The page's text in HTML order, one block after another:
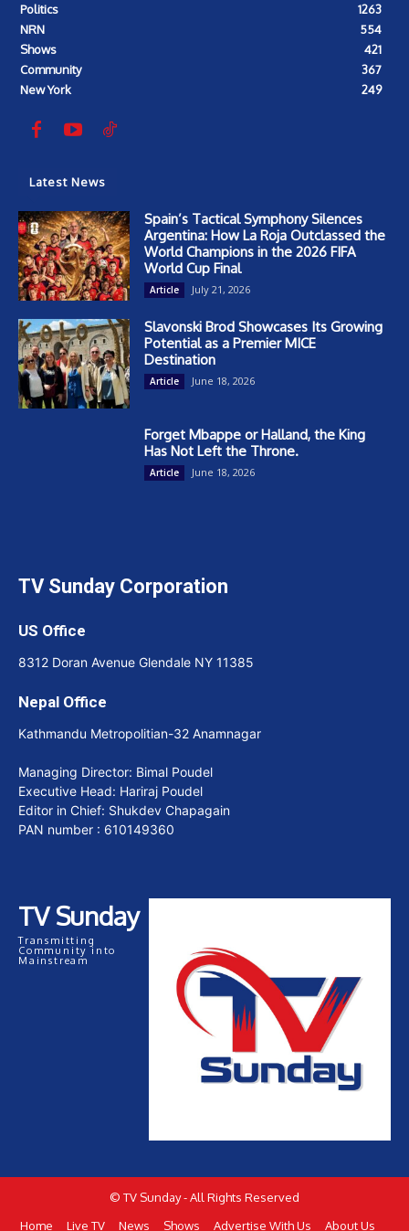
Politics
1263
NRN
554
Shows
421
Community
367
New York
249
Latest News
Spain’s Tactical Symphony Silences
Argentina: How La Roja Outclassed the
World Champions in the 2026 FIFA
World Cup Final
Article July 21, 2026
Slavonski Brod Showcases Its Growing
Potential as a Premier MICE
Destination
Article June 18, 2026
Forget Mbappe or Halland, the King
Has Not Left the Throne.
Article June 18, 2026
TV Sunday Corporation
US Office
8312 Doran Avenue Glendale NY 11385
Nepal Office
Kathmandu Metropolitian-32 Anamnagar
Managing Director: Bimal Poudel
Executive Head: Hariraj Poudel
Editor in Chief: Shukdev Chapagain
PAN number : 610149360
TV Sunday
Transmitting
Community into
Mainstream
© TV Sunday - All Rights Reserved
Home
Live TV News Shows Advertise With Us About Us